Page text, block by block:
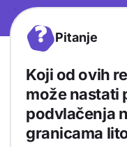
? Pitanje
Koji od ovih
može nastati
podvlačenja
granicama